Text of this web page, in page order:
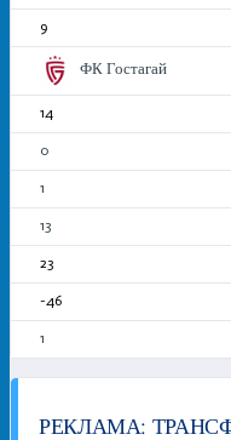
9
ФК Гостагай
14
0
1
13
23
-46
1
РЕКЛАМА: